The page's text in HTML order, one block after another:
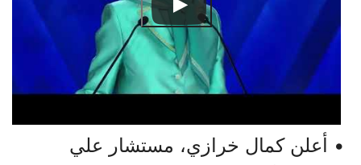
• أعلن كمال خرازي، مستشار علي